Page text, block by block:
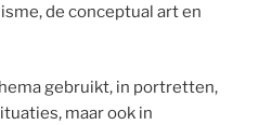
de conceptual art en
gebruikt, in portretten,
maar ook in